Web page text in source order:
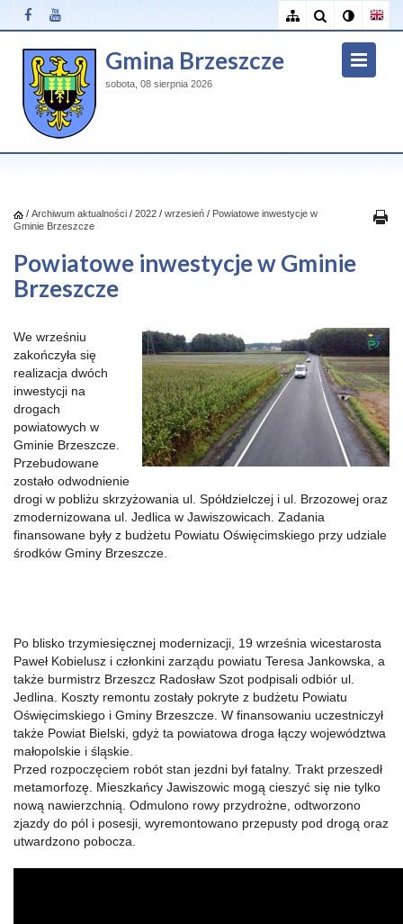
Gmina Brzeszcze
sobota, 08 sierpnia 2026
/ Archiwum aktualności / 2022 / wrzesień / Powiatowe inwestycje w
Gminie Brzeszcze
Powiatowe inwestycje w Gminie
Brzeszcze
We wrześniu
zakończyła się
realizacja dwóch
inwestycji na
drogach
powiatowych w
Gminie Brzeszcze.
Przebudowane
zostało odwodnienie
drogi w pobliżu skrzyżowania ul. Spółdzielczej i ul. Brzozowej oraz
zmodernizowana ul. Jedlica w Jawiszowicach. Zadania
finansowane były z budżetu Powiatu Oświęcimskiego przy udziale
środków Gminy Brzeszcze.
Po blisko trzymiesięcznej modernizacji, 19 września wicestarosta
Paweł Kobielusz i członkini zarządu powiatu Teresa Jankowska, a
także burmistrz Brzeszcz Radosław Szot podpisali odbiór ul.
Jedlina. Koszty remontu zostały pokryte z budżetu Powiatu
Oświęcimskiego i Gminy Brzeszcze. W finansowaniu uczestniczył
także Powiat Bielski, gdyż ta powiatowa droga łączy województwa
małopolskie i śląskie.
Przed rozpoczęciem robót stan jezdni był fatalny. Trakt przeszedł
metamorfozę. Mieszkańcy Jawiszowic mogą cieszyć się nie tylko
nową nawierzchnią. Odmulono rowy przydrożne, odtworzono
zjazdy do pól i posesji, wyremontowano przepusty pod drogą oraz
utwardzono pobocza.